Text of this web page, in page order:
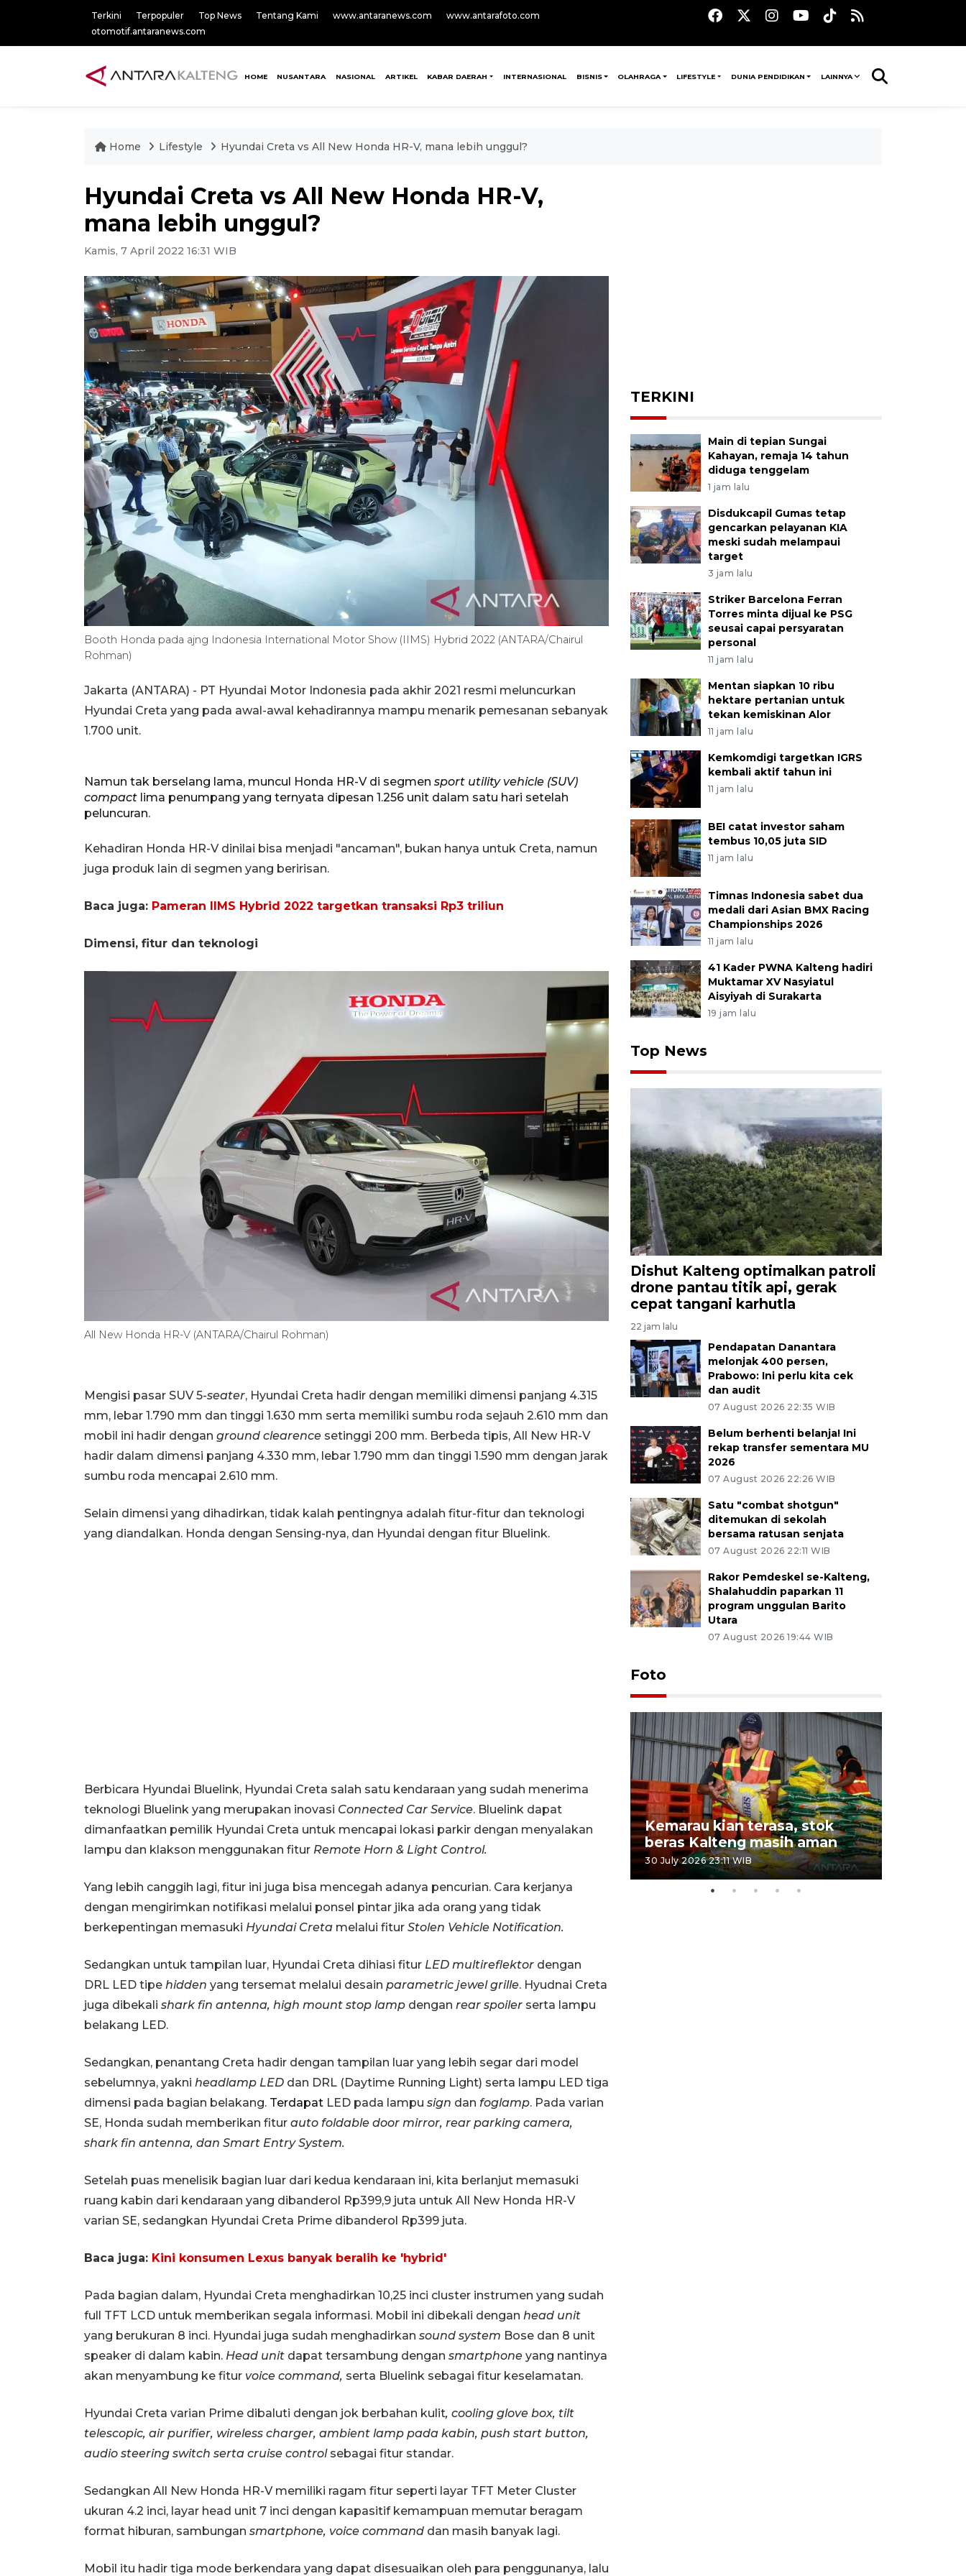
Terkini Terpopuler Top News Tentang Kami www.antaranews.com
www.antarafoto.com
otomotif.antaranews.com
HOME NUSANTARA NASIONAL ARTIKEL KABAR DAERAH INTERNASIONAL BISNIS OLAHRAGA LIFESTYLE DUNIA PENDIDIKAN LAINNYA
Home Lifestyle Hyundai Creta vs All New Honda HR-V, mana lebih unggul?
Hyundai Creta vs All New Honda HR-V,
mana lebih unggul?
Kamis, 7 April 2022 16:31 WIB
Booth Honda pada ajng Indonesia International Motor Show (IIMS) Hybrid 2022 (ANTARA/Chairul
Rohman)
Jakarta (ANTARA) - PT Hyundai Motor Indonesia pada akhir 2021 resmi meluncurkan
Hyundai Creta yang pada awal-awal kehadirannya mampu menarik pemesanan sebanyak
1.700 unit.
Namun tak berselang lama, muncul Honda HR-V di segmen sport utility vehicle (SUV)
compact lima penumpang yang ternyata dipesan 1.256 unit dalam satu hari setelah
peluncuran.
Kehadiran Honda HR-V dinilai bisa menjadi "ancaman", bukan hanya untuk Creta, namun
juga produk lain di segmen yang beririsan.
Baca juga: Pameran IIMS Hybrid 2022 targetkan transaksi Rp3 triliun
Dimensi, fitur dan teknologi
All New Honda HR-V (ANTARA/Chairul Rohman)
Mengisi pasar SUV 5-seater, Hyundai Creta hadir dengan memiliki dimensi panjang 4.315
mm, lebar 1.790 mm dan tinggi 1.630 mm serta memiliki sumbu roda sejauh 2.610 mm dan
mobil ini hadir dengan ground clearence setinggi 200 mm. Berbeda tipis, All New HR-V
hadir dalam dimensi panjang 4.330 mm, lebar 1.790 mm dan tinggi 1.590 mm dengan jarak
sumbu roda mencapai 2.610 mm.
Selain dimensi yang dihadirkan, tidak kalah pentingnya adalah fitur-fitur dan teknologi
yang diandalkan. Honda dengan Sensing-nya, dan Hyundai dengan fitur Bluelink.
Berbicara Hyundai Bluelink, Hyundai Creta salah satu kendaraan yang sudah menerima
teknologi Bluelink yang merupakan inovasi Connected Car Service. Bluelink dapat
dimanfaatkan pemilik Hyundai Creta untuk mencapai lokasi parkir dengan menyalakan
lampu dan klakson menggunakan fitur Remote Horn & Light Control.
Yang lebih canggih lagi, fitur ini juga bisa mencegah adanya pencurian. Cara kerjanya
dengan mengirimkan notifikasi melalui ponsel pintar jika ada orang yang tidak
berkepentingan memasuki Hyundai Creta melalui fitur Stolen Vehicle Notification.
Sedangkan untuk tampilan luar, Hyundai Creta dihiasi fitur LED multireflektor dengan
DRL LED tipe hidden yang tersemat melalui desain parametric jewel grille. Hyudnai Creta
juga dibekali shark fin antenna, high mount stop lamp dengan rear spoiler serta lampu
belakang LED.
Sedangkan, penantang Creta hadir dengan tampilan luar yang lebih segar dari model
sebelumnya, yakni headlamp LED dan DRL (Daytime Running Light) serta lampu LED tiga
dimensi pada bagian belakang. Terdapat LED pada lampu sign dan foglamp. Pada varian
SE, Honda sudah memberikan fitur auto foldable door mirror, rear parking camera,
shark fin antenna, dan Smart Entry System.
Setelah puas menelisik bagian luar dari kedua kendaraan ini, kita berlanjut memasuki
ruang kabin dari kendaraan yang dibanderol Rp399,9 juta untuk All New Honda HR-V
varian SE, sedangkan Hyundai Creta Prime dibanderol Rp399 juta.
Baca juga: Kini konsumen Lexus banyak beralih ke 'hybrid'
Pada bagian dalam, Hyundai Creta menghadirkan 10,25 inci cluster instrumen yang sudah
full TFT LCD untuk memberikan segala informasi. Mobil ini dibekali dengan head unit
yang berukuran 8 inci. Hyundai juga sudah menghadirkan sound system Bose dan 8 unit
speaker di dalam kabin. Head unit dapat tersambung dengan smartphone yang nantinya
akan menyambung ke fitur voice command, serta Bluelink sebagai fitur keselamatan.
Hyundai Creta varian Prime dibaluti dengan jok berbahan kulit, cooling glove box, tilt
telescopic, air purifier, wireless charger, ambient lamp pada kabin, push start button,
audio steering switch serta cruise control sebagai fitur standar.
Sedangkan All New Honda HR-V memiliki ragam fitur seperti layar TFT Meter Cluster
ukuran 4.2 inci, layar head unit 7 inci dengan kapasitif kemampuan memutar beragam
format hiburan, sambungan smartphone, voice command dan masih banyak lagi.
Mobil itu hadir tiga mode berkendara yang dapat disesuaikan oleh para penggunanya, lalu
TERKINI
Main di tepian Sungai
Kahayan, remaja 14 tahun
diduga tenggelam
1 jam lalu
Disdukcapil Gumas tetap
gencarkan pelayanan KIA
meski sudah melampaui
target
3 jam lalu
Striker Barcelona Ferran
Torres minta dijual ke PSG
seusai capai persyaratan
personal
11 jam lalu
Mentan siapkan 10 ribu
hektare pertanian untuk
tekan kemiskinan Alor
11 jam lalu
Kemkomdigi targetkan IGRS
kembali aktif tahun ini
11 jam lalu
BEI catat investor saham
tembus 10,05 juta SID
11 jam lalu
Timnas Indonesia sabet dua
medali dari Asian BMX Racing
Championships 2026
11 jam lalu
41 Kader PWNA Kalteng hadiri
Muktamar XV Nasyiatul
Aisyiyah di Surakarta
19 jam lalu
Top News
Dishut Kalteng optimalkan patroli
drone pantau titik api, gerak
cepat tangani karhutla
22 jam lalu
Pendapatan Danantara
melonjak 400 persen,
Prabowo: Ini perlu kita cek
dan audit
07 August 2026 22:35 WIB
Belum berhenti belanja! Ini
rekap transfer sementara MU
2026
07 August 2026 22:26 WIB
Satu "combat shotgun"
ditemukan di sekolah
bersama ratusan senjata
07 August 2026 22:11 WIB
Rakor Pemdeskel se-Kalteng,
Shalahuddin paparkan 11
program unggulan Barito
Utara
07 August 2026 19:44 WIB
Foto
Prediksi puncak musim
kemarau di Kalimantan
Tengah
Kemarau kian terasa, stok
beras Kalteng masih aman
30 July 2026 23:11 WIB